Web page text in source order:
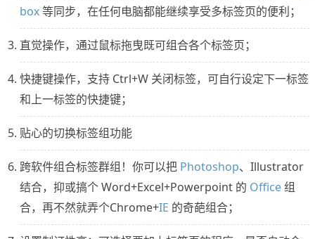
box等同步，在任何电脑都能继续享受多标签页的便利；
直觉操作，通过鼠标拖曳既可组合各个标签页；
快捷键操作，支持 Ctrl+W 关闭标签，可自行设定下一标签
和上一标签的快捷键；
贴心的切换标签组功能
跨软件组合标签群组！你可以把 Photoshop、Illustrator
结合，抑或搞个 Word+Excel+Powerpoint 的 Office组
合，再不然就弄个Chrome+IE 的奇葩组合；